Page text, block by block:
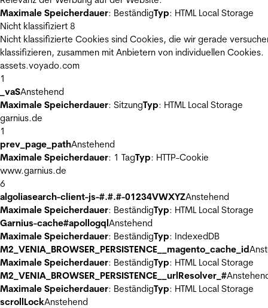
Maximale Speicherdauer: BeständigTyp: HTML Local Storage
Nicht klassifiziert 8
Nicht klassifizierte Cookies sind Cookies, die wir gerade
klassifizieren, zusammen mit Anbietern von individuellen Cookies.
assets.voyado.com
1
_vaSAnstehend
Maximale Speicherdauer: SitzungTyp: HTML Local Storage
garnius.de
1
prev_page_pathAnstehend
Maximale Speicherdauer: 1 TagTyp: HTTP-Cookie
www.garnius.de
6
algoliasearch-client-js-#.#.#-01234VWXYZAnstehend
Maximale Speicherdauer: BeständigTyp: HTML Local Storage
Garnius-cache#apollogqlAnstehend
Maximale Speicherdauer: BeständigTyp: IndexedDB
M2_VENIA_BROWSER_PERSISTENCE__magento_cache_id
Maximale Speicherdauer: BeständigTyp: HTML Local Storage
M2_VENIA_BROWSER_PERSISTENCE__urlResolver_#
Maximale Speicherdauer: BeständigTyp: HTML Local Storage
scrollLockAnstehend